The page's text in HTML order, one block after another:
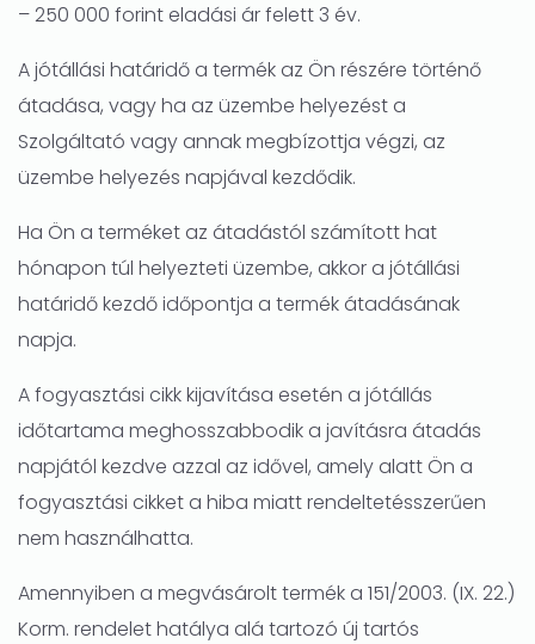
– 250 000 forint eladási ár felett 3 év.
A jótállási határidő a termék az Ön részére történő
átadása, vagy ha az üzembe helyezést a
Szolgáltató vagy annak megbízottja végzi, az
üzembe helyezés napjával kezdődik.
Ha Ön a terméket az átadástól számított hat
hónapon túl helyezteti üzembe, akkor a jótállási
határidő kezdő időpontja a termék átadásának
napja.
A fogyasztási cikk kijavítása esetén a jótállás
időtartama meghosszabbodik a javításra átadás
napjától kezdve azzal az idővel, amely alatt Ön a
fogyasztási cikket a hiba miatt rendeltetésszerűen
nem használhatta.
Amennyiben a megvásárolt termék a 151/2003. (IX. 22.)
Korm. rendelet hatálya alá tartozó új tartós